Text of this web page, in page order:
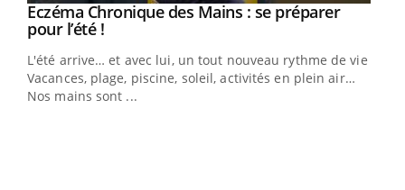
Youtube
Eczéma Chronique des Mains : se préparer
pour l’été !Youtube
L'été arrive… et avec lui, un tout nouveau rythme de vie !
Vacances, plage, piscine, soleil, activités en plein air…
Nos mains sont ...